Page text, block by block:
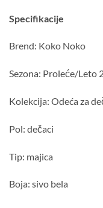
Specifikacije
Brend: Koko Noko
Sezona: Proleće/Leto
Kolekcija: Odeća za
Pol: dečaci
Tip: majica
Boja: sivo bela